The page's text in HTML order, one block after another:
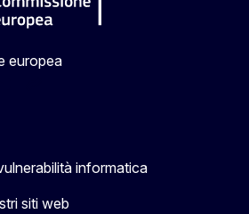
europea
informatica
siti web